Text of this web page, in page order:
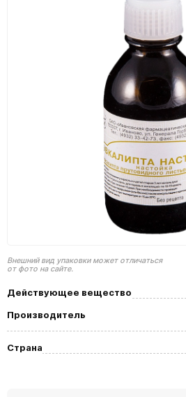
Внешний вид упаковки может отличаться
от фото на сайте.
Действующее вещество
Производитель
Страна